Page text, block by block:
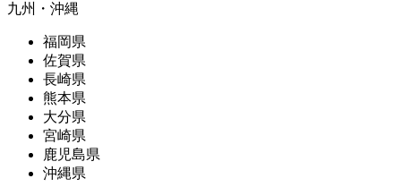
九州・沖縄
福岡県
佐賀県
長崎県
熊本県
大分県
宮崎県
鹿児島県
沖縄県